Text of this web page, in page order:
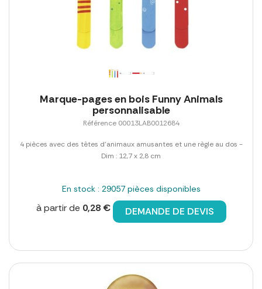
Marque-pages en bois Funny Animals
personnalisable
Référence 00013LAB0012684
4 pièces avec des têtes d'animaux amusantes et une règle au dos -
Dim : 12,7 x 2,8 cm
En stock : 29057 pièces disponibles
à partir de 0,28 € DEMANDE DE DEVIS